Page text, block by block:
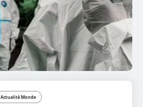
Actualité Monde